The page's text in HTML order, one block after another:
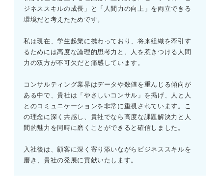
ジネススキルの成長」と「人間力の向上」を両立できる
環境だと考えたためです。
私は現在、学生起業に携わっており、将来組織を牽引す
るためには高度な論理的思考力と、人を惹きつける人間
力の双方が不可欠だと痛感しています。
コンサルティング業界はデータや数値を重んじる傾向が
ある中で、貴社は「やさしいコンサル」を掲げ、人と人
とのコミュニケーションを非常に重視されています。こ
の理念に深く共感し、貴社でなら高度な課題解決力と人
間的魅力を同時に磨くことができると確信しました。
入社後は、顧客に深く寄り添いながらビジネススキルを
磨き、貴社の発展に貢献いたします。